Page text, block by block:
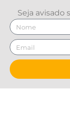
Seja